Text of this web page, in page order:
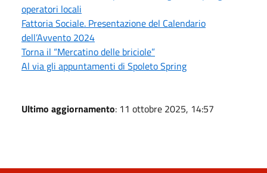
operatori locali
Fattoria Sociale. Presentazione del Calendario
dell’Avvento 2024
Torna il “Mercatino delle briciole”
Al via gli appuntamenti di Spoleto Spring
Ultimo aggiornamento: 11 ottobre 2025, 14:57